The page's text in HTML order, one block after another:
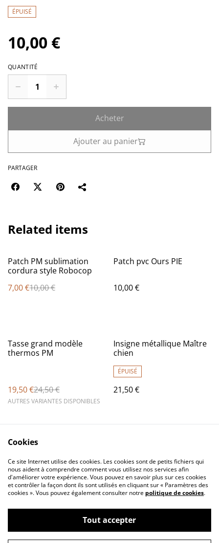
ÉPUISÉ
10,00 €
QUANTITÉ
Acheter
Ajouter au panier
PARTAGER
Related items
%
Patch PM sublimation
cordura style Robocop
7,00 €10,00 €
Patch pvc Ours PIE
10,00 €
%
Tasse grand modèle
thermos PM
19,50 €24,50 €
AUTRES VARIANTES DISPONIBLES
Insigne métallique Maître
chien
ÉPUISÉ
21,50 €
Contact Us
Legal Terms
Privacy Policy
Cookie Policy
©2026Concept Design Store
Cookies
Ce site Internet utilise des cookies. Les cookies sont de petits fichiers qui
nous aident à comprendre comment vous utilisez nos services afin
d'améliorer votre expérience. Vous pouvez en savoir plus sur ces cookies
et contrôler la façon dont ils sont utilisés en cliquant sur « Paramètres des
cookies ». Vous pouvez également consulter notre politique de cookies.
Tout accepter